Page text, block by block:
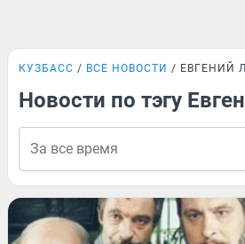
КУЗБАСС ВСЕ НОВОСТИ ЕВГЕНИЙ
Новости по тэгу